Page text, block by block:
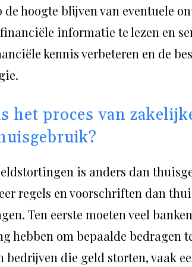
de hoogte blijven van eventuele
informatie te lezen en
kennis verbeteren en de
het proces van
is anders dan
regels en voorschriften dan
Ten eerste moeten veel
hebben om bepaalde bedragen
bedrijven die geld storten, vaak